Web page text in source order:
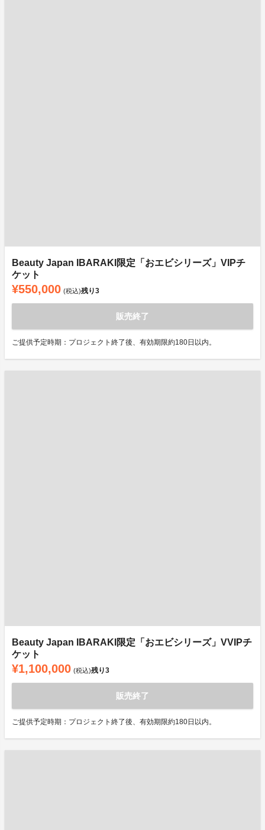
Beauty Japan IBARAKI限定「おエビシリーズ」VIPチ
ケット
¥550,000 (税込)残り3
販売終了
ご提供予定時期：プロジェクト終了後、有効期限約180日以内。
Beauty Japan IBARAKI限定「おエビシリーズ」VVIPチ
ケット
¥1,100,000 (税込)残り3
販売終了
ご提供予定時期：プロジェクト終了後、有効期限約180日以内。